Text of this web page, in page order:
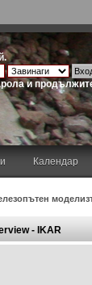
.
и
Календар
- IKAR